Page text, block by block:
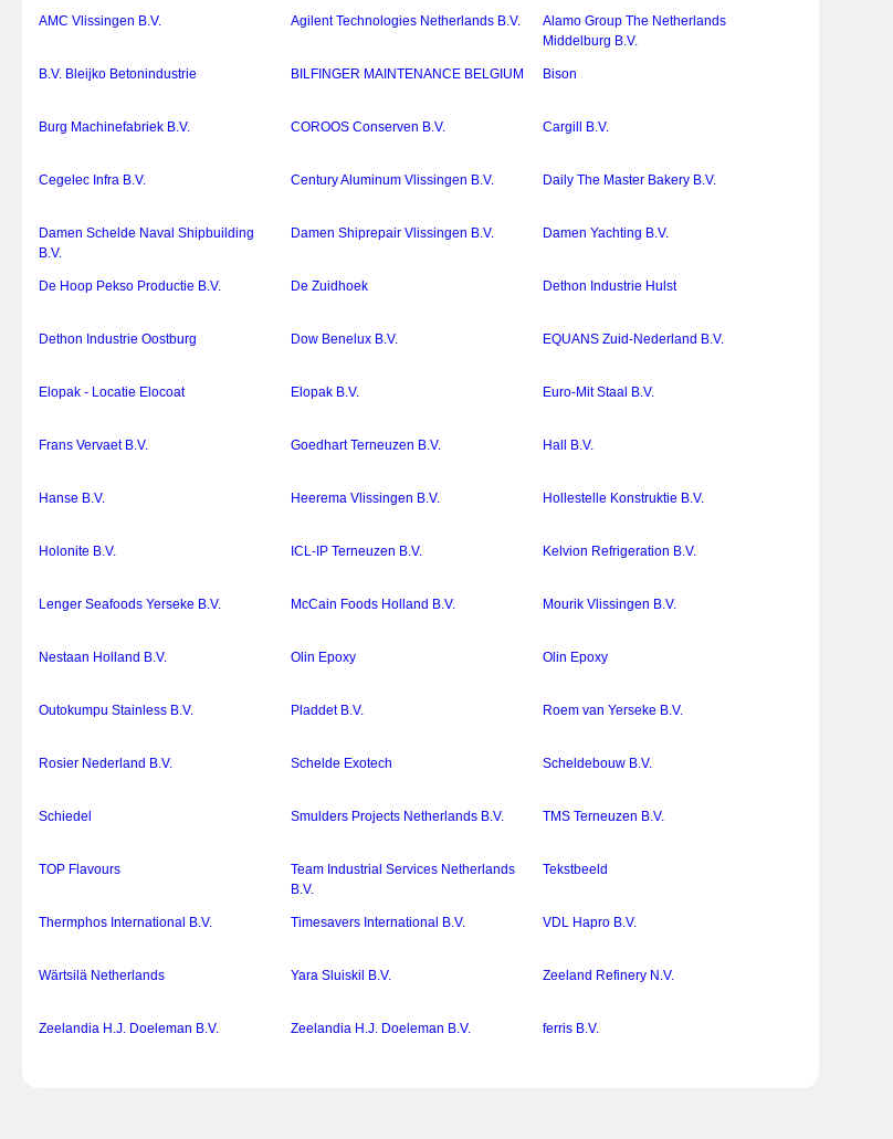
AMC Vlissingen B.V. Agilent Technologies Netherlands B.V.
Alamo Group The Netherlands
Middelburg B.V.
B.V. Bleijko Betonindustrie BILFINGER MAINTENANCE BELGIUM Bison
Burg Machinefabriek B.V. COROOS Conserven B.V. Cargill B.V.
Cegelec Infra B.V. Century Aluminum Vlissingen B.V. Daily The Master Bakery B.V.
Damen Schelde Naval Shipbuilding
B.V.
Damen Shiprepair Vlissingen B.V. Damen Yachting B.V.
De Hoop Pekso Productie B.V. De Zuidhoek Dethon Industrie Hulst
Dethon Industrie Oostburg Dow Benelux B.V. EQUANS Zuid-Nederland B.V.
Elopak - Locatie Elocoat Elopak B.V. Euro-Mit Staal B.V.
Frans Vervaet B.V. Goedhart Terneuzen B.V. Hall B.V.
Hanse B.V. Heerema Vlissingen B.V. Hollestelle Konstruktie B.V.
Holonite B.V. ICL-IP Terneuzen B.V. Kelvion Refrigeration B.V.
Lenger Seafoods Yerseke B.V. McCain Foods Holland B.V. Mourik Vlissingen B.V.
Nestaan Holland B.V. Olin Epoxy Olin Epoxy
Outokumpu Stainless B.V. Pladdet B.V. Roem van Yerseke B.V.
Rosier Nederland B.V. Schelde Exotech Scheldebouw B.V.
Schiedel Smulders Projects Netherlands B.V. TMS Terneuzen B.V.
TOP Flavours
Team Industrial Services Netherlands
B.V.
Tekstbeeld
Thermphos International B.V. Timesavers International B.V. VDL Hapro B.V.
Wärtsilä Netherlands Yara Sluiskil B.V. Zeeland Refinery N.V.
Zeelandia H.J. Doeleman B.V. Zeelandia H.J. Doeleman B.V. ferris B.V.